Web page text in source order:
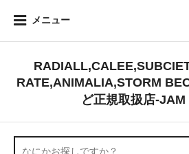
メニュー
RATE,ANIMALIA,STORM
ど正規取扱店-